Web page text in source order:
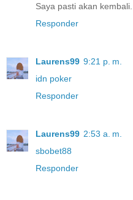
Saya pasti akan kembali...
Responder
Laurens99 9:21 p. m.
idn poker
Responder
Laurens99 2:53 a. m.
sbobet88
Responder